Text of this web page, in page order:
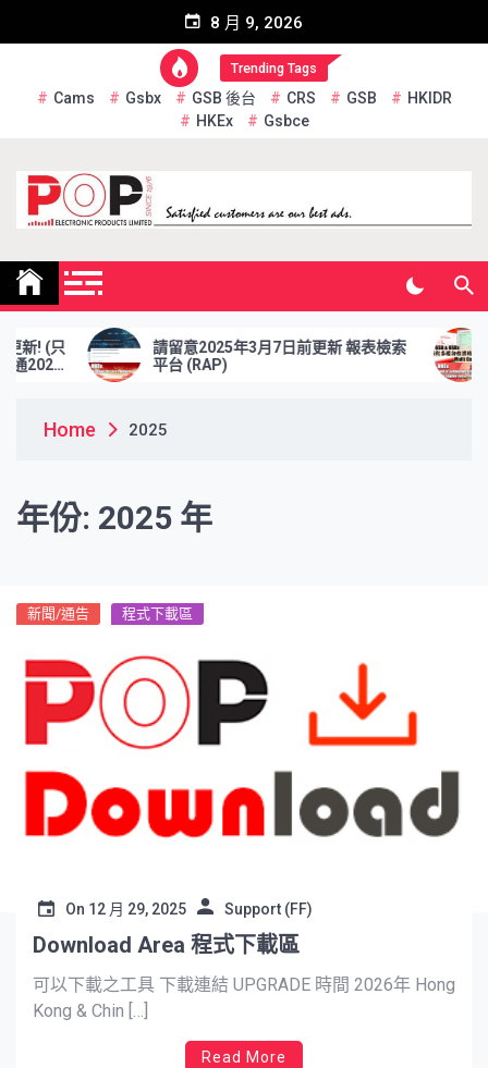
8 月 9, 2026
Trending Tags
Cams Gsbx GSB 後台 CRS GSB
HKIDR
HKEx
Gsbce
Pop Electronic Products
Limited
請留意2025年3月7日前更新 報表檢索
平台 (RAP)
於
資格
Home 2025
年份: 2025 年
新聞/通告 程式下載區
On 12 月 29, 2025 Support (FF)
Download Area 程式下載區
可以下載之工具 下載連結 UPGRADE 時間 2026年 Hong
Kong & Chin […]
Read More